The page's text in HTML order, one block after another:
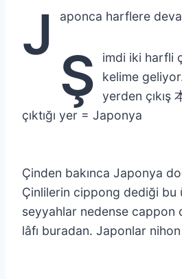
J aponca harflere
Ş
imdi iki harfli
kelime
yerden çıkış
çıktığı yer = Japonya
Çinden bakınca Japonya
Çinlilerin cippong dediği bu
seyyahlar nedense cappon
lâfı buradan. Japonlar